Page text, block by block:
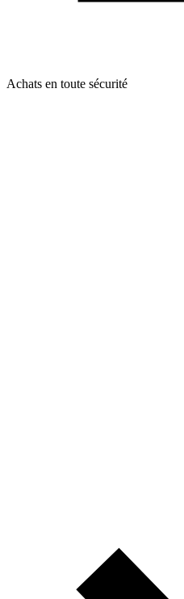
Achats en toute sécurité